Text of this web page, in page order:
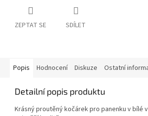
ZEPTAT SE SDÍLET
Popis Hodnocení Diskuze Ostatní
Detailní popis produktu
Krásný proutěný kočárek pro panenku v bílé